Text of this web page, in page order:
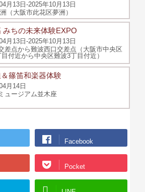
月13日-2025年10月13日
（大阪市此花区夢洲）
みちの未来体験EXPO
月13日-2025年10月13日
差点から難波西口交差点（大阪市中央区
付近から中央区難波3丁目付近）
篠笛和楽器体験
月14日
ュージアム並木座
Facebook
Pocket